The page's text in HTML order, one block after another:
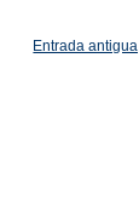
Entrada antigua